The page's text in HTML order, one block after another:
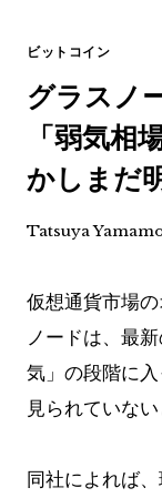
ビットコイン
グラスノ
「弱気相
かしまだ
Tatsuya
仮想通貨市場
ノードは、最
気」の段階に
見られていない
同社によれば